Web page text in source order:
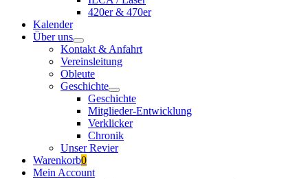
420er & 470er
Kalender
Über uns
Kontakt & Anfahrt
Vereinsleitung
Obleute
Geschichte
Geschichte
Mitglieder-Entwicklung
Verklicker
Chronik
Unser Revier
Warenkorb0
Mein Account